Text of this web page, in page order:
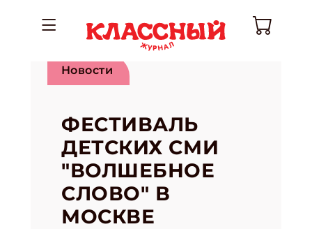
Новости
ФЕСТИВАЛЬ
ДЕТСКИХ СМИ
"ВОЛШЕБНОЕ
СЛОВО" В
МОСКВЕ